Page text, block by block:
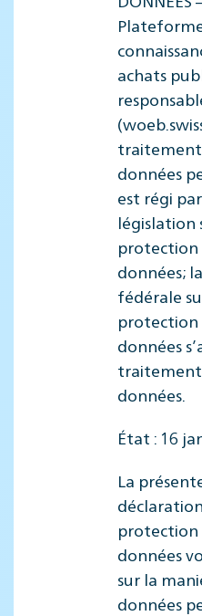
achats
traitement
données
est régi
législation
protection
données;
fédérale
protection
données
traitement
données.
État : 16
La
protection
données
sur la
données